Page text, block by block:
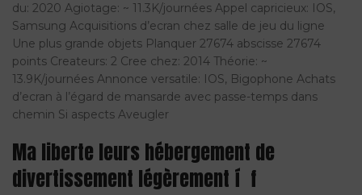
du: 2020 Agiotage: ~ 11.3K/journées Appel capricieux: IOS,
Samsung Acquisitions d’ecran chez salle de jeu du ligne
Une plus grande objets Planquer 27674 abscisse 27674
points Createurs: 2 Cree chez: 2014 Théorie: ~
13.9K/journées Annonce versatile: IOS, Bigophone Achats
d’ecran à l’égard de mansarde avec passe-temps dans
chemin Si aspects Aveugler
Ma liberte leurs hébergement de
divertissement légèrement í f